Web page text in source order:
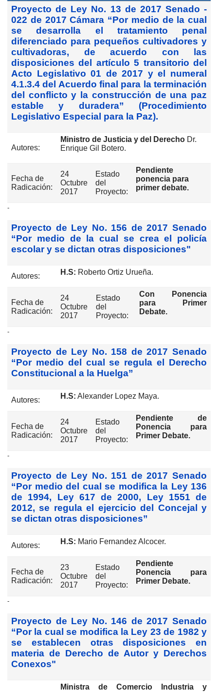
Proyecto de Ley No. 13 de 2017 Senado -
022 de 2017 Cámara “Por medio de la cual
se desarrolla el tratamiento penal
diferenciado para pequeños cultivadores y
cultivadoras, de acuerdo con las
disposiciones del artículo 5 transitorio del
Acto Legislativo 01 de 2017 y el numeral
4.1.3.4 del Acuerdo final para la terminación
del conflicto y la construcción de una paz
estable y duradera” (Procedimiento
Legislativo Especial para la Paz).
Autores:
Ministro de Justicia y del Derecho Dr.
Enrique Gil Botero.
Fecha de
Radicación:
24
Octubre
2017
Estado
del
Proyecto:
Pendiente
ponencia para
primer debate.
-
Proyecto de Ley No. 156 de 2017 Senado
“Por medio de la cual se crea el policía
escolar y se dictan otras disposiciones"
Autores: H.S: Roberto Ortiz Urueña.
Fecha de
Radicación:
24
Octubre
2017
Estado
del
Proyecto:
Con Ponencia
para Primer
Debate.
-
Proyecto de Ley No. 158 de 2017 Senado
“Por medio del cual se regula el Derecho
Constitucional a la Huelga”
Autores: H.S: Alexander Lopez Maya.
Fecha de
Radicación:
24
Octubre
2017
Estado
del
Proyecto:
Pendiente de
Ponencia para
Primer Debate.
-
Proyecto de Ley No. 151 de 2017 Senado
“Por medio del cual se modifica la Ley 136
de 1994, Ley 617 de 2000, Ley 1551 de
2012, se regula el ejercicio del Concejal y
se dictan otras disposiciones”
Autores: H.S: Mario Fernandez Alcocer.
Fecha de
Radicación:
23
Octubre
2017
Estado
del
Proyecto:
Pendiente
Ponencia para
Primer Debate.
-
Proyecto de Ley No. 146 de 2017 Senado
“Por la cual se modifica la Ley 23 de 1982 y
se establecen otras disposiciones en
materia de Derecho de Autor y Derechos
Conexos"
Ministra de Comercio Industria y